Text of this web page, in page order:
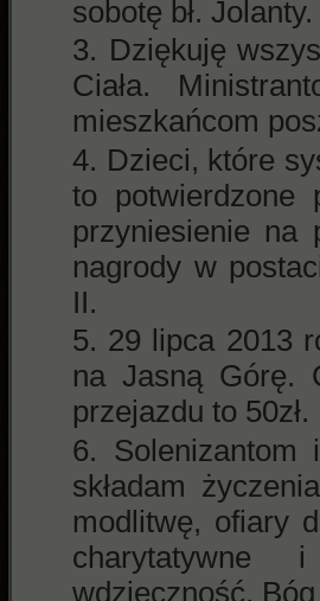
sobotę bł. Jolanty.
Dziękuję
Ciała.
mieszkańcom
Dzieci, które
to potwierdzone
przyniesienie na
nagrody w
II.
29 lipca 2013
na Jasną Górę.
przejazdu to 50zł.
składam
modlitwę, ofiary
charytatywne
wdzięczność, Bóg